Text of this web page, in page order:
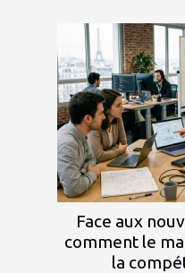
Face aux
comment le
la